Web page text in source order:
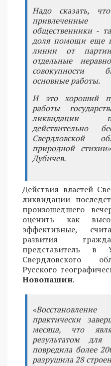
Надо сказать,
общественники -
доля помощи еще
линии от
отдельные
совокупности
основные работы.
И это хороший
работы
ликвидации
действительно
Свердловской
природной
Дубичев.
Действия властей
ликвидации
произошедшего
оценить как
эффективные,
развития
представитель
Свердловского
Русского
Новопашин.
практически
месяца, что
результатом для
повредила более
разрушила 28